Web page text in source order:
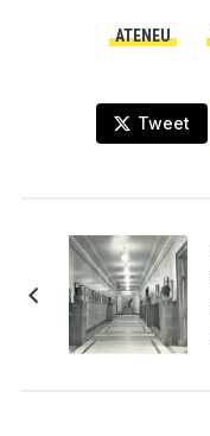
ATENEU
Tweet